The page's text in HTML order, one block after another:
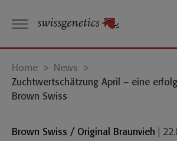
Home > News >
Zuchtwertschätzung April – eine
Brown Swiss
Brown Swiss / Original Braunvieh